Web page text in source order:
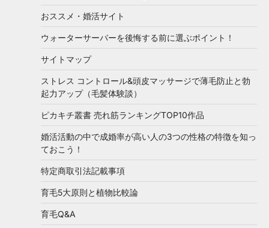
おススメ・婚活サイト
ウォーターサーバーを後悔する前に選ぶポイント！
サイトマップ
ストレス コントロール&頭皮マッサージで薄毛防止と勃
起力アップ（毛髪体験談）
ピカキチ叢書 売れ筋ランキングTOP10作品
婚活活動の中で成婚率が高い人の3つの性格の特徴を知っ
ておこう！
特定商取引法記載事項
育毛5大原則と植物比較論
育毛Q&A